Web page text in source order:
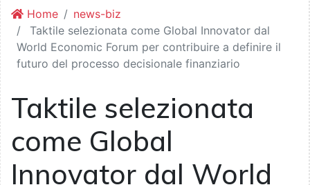
Home
news-biz
Taktile selezionata come Global Innovator dal
World Economic Forum per contribuire a definire il
futuro del processo decisionale finanziario
Taktile selezionata
come Global
Innovator dal World